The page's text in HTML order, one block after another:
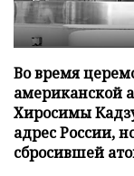
Во время
американской
Хиросимы
адрес России,
сбросившей